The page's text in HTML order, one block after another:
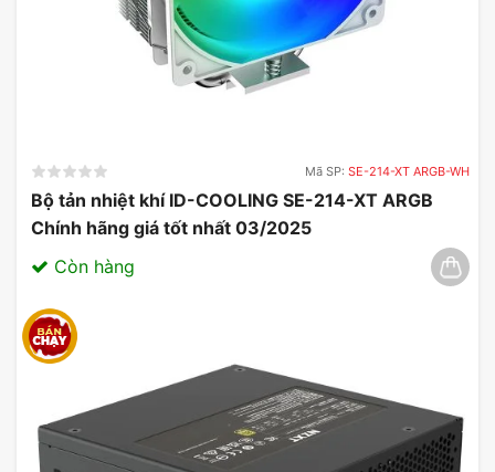
Mã SP: SE-214-XT ARGB-WH
Bộ tản nhiệt khí ID-COOLING SE-214-XT ARGB
Chính hãng giá tốt nhất 03/2025
Còn hàng